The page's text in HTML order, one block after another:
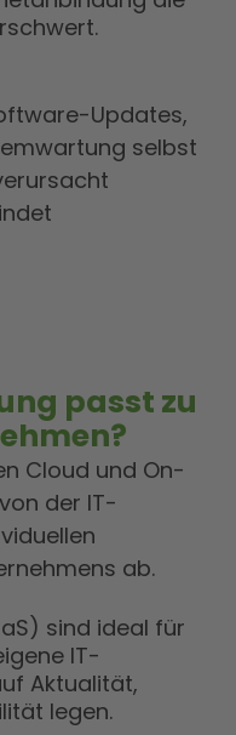
Updates,
selbst
passt zu
Cloud und On-
der IT-
ab.
sind ideal für
IT-
Aktualität,
legen.